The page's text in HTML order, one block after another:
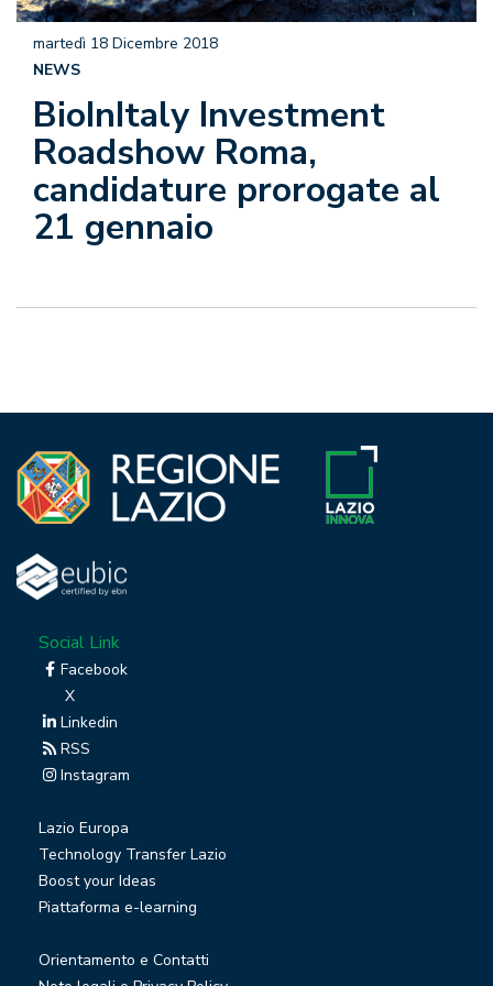
BioInItaly Investment
Roadshow Roma,
candidature prorogate al
21 gennaio
martedì 18 Dicembre 2018
NEWS
Social Link
Facebook
X
Linkedin
RSS
Instagram
Lazio Europa
Technology Transfer Lazio
Boost your Ideas
Piattaforma e-learning
Orientamento e Contatti